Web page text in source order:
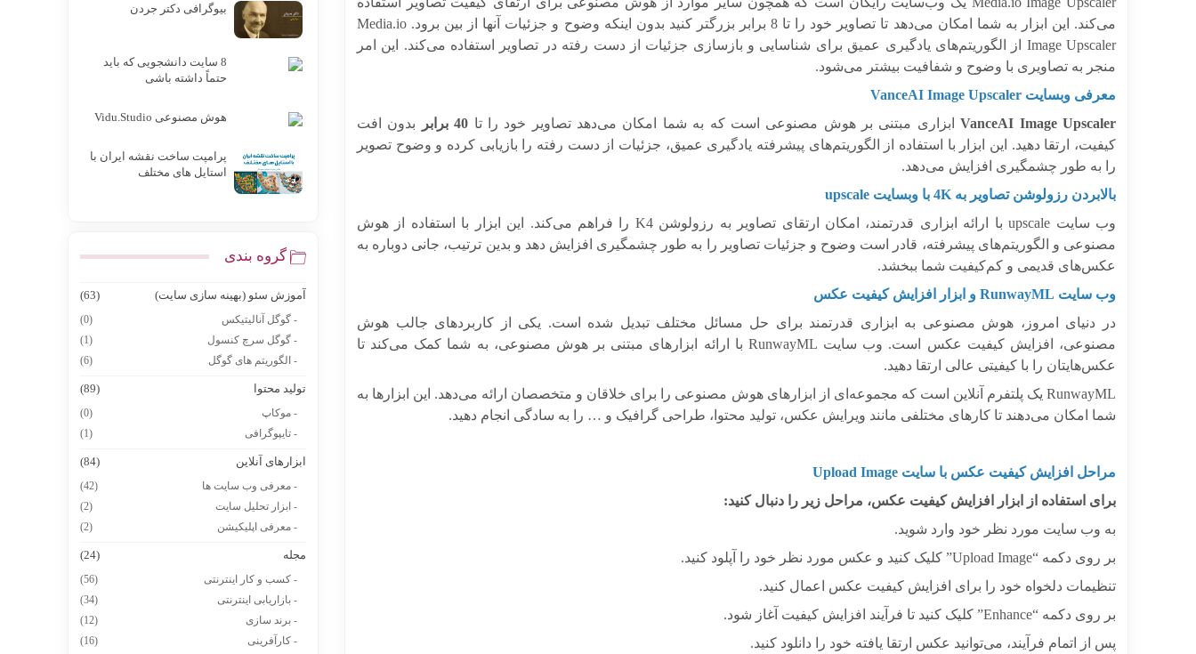
می‌کند. این ابزار به شما امکان می‌دهد تا تصاویر خود را تا 8 برابر بزرگتر کنید بدون اینکه وضوح و جزئیات آنها از بین برود. Media.io
Image Upscaler از الگوریتم‌های یادگیری عمیق برای شناسایی و بازسازی جزئیات از دست رفته در تصاویر استفاده می‌کند. این امر
منجر به تصاویری با وضوح و شفافیت بیشتر می‌شود.
معرفی وبسایت VanceAI Image Upscaler
VanceAI Image Upscalerابزاری مبتنی بر هوش مصنوعی است که به شما امکان می‌دهد تصاویر خود را تا 40 برابر
بدون افت
کیفیت، ارتقا دهید. این ابزار با استفاده از الگوریتم‌های پیشرفته یادگیری عمیق، جزئیات از دست رفته را بازیابی کرده و وضوح تصویر
را به طور چشمگیری افزایش می‌دهد.
بالابردن رزولوشن تصاویر به 4K با وبسایت upscale
وب سایت upscale با ارائه ابزاری قدرتمند، امکان ارتقای تصاویر به رزولوشن K4 را فراهم می‌کند. این ابزار با استفاده از هوش
مصنوعی و الگوریتم‌های پیشرفته، قادر است وضوح و جزئیات تصاویر را به طور چشمگیری افزایش دهد و بدین ترتیب، جانی دوباره به
عکس‌های قدیمی و کم‌کیفیت شما ببخشد.
وب سایت RunwayML و ابزار افزایش کیفیت عکس
در دنیای امروز، هوش مصنوعی به ابزاری قدرتمند برای حل مسائل مختلف تبدیل شده است. یکی از کاربردهای جالب هوش
مصنوعی، افزایش کیفیت عکس است. وب سایت RunwayML با ارائه ابزارهای مبتنی بر هوش مصنوعی، به شما کمک می‌کند تا
عکس‌هایتان را با کیفیتی عالی ارتقا دهید.
RunwayML یک پلتفرم آنلاین است که مجموعه‌ای از ابزارهای هوش مصنوعی را برای خلاقان و متخصصان ارائه می‌دهد. این ابزارها به
شما امکان می‌دهند تا کارهای مختلفی مانند ویرایش عکس، تولید محتوا، طراحی گرافیک و … را به سادگی انجام دهید.
مراحل افزایش کیفیت عکس با سایت‌ Upload Image
برای استفاده از ابزار افزایش کیفیت عکس، مراحل زیر را دنبال کنید:
به وب سایت مورد نظر خود وارد شوید.
بر روی دکمه “Upload Image” کلیک کنید و عکس مورد نظر خود را آپلود کنید.
تنظیمات دلخواه خود را برای افزایش کیفیت عکس اعمال کنید.
بر روی دکمه “Enhance” کلیک کنید تا فرآیند افزایش کیفیت آغاز شود.
پس از اتمام فرآیند، می‌توانید عکس ارتقا یافته خود را دانلود کنید.
بیوگرافی دکتر جردن
8 سایت دانشجویی که باید
حتماً داشته باشی
هوش مصنوعی Vidu.Studio
پرامپت ساخت نقشه ایران با
استایل های مختلف
گروه بندی
آموزش سئو (بهینه سازی سایت) (63)
- گوگل آنالیتیکس
(0)
- گوگل سرچ کنسول
(1)
- الگوریتم های گوگل
(6)
تولید محتوا (89)
- موکاپ
(0)
- تایپوگرافی
(1)
ابزارهای آنلاین (84)
- معرفی وب سایت ها
(42)
- ابزار تحلیل سایت
(2)
- معرفی اپلیکیشن
(2)
مجله (24)
- کسب و کار اینترنتی
(56)
- بازاریابی اینترنتی
(34)
- برند سازی
(12)
- کارآفرینی
(16)